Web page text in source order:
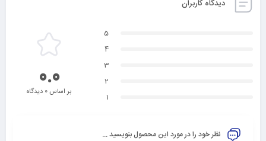
دیدگاه کاربران
5
4
3
2
1
0.0بر اساس 0 دیدگاه
نظر خود را در مورد این محصول بنویسید ...